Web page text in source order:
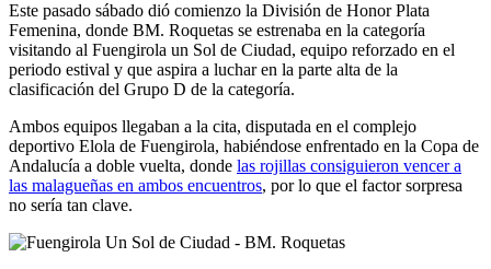
Este pasado sábado dió comienzo la División de Honor Plata
Femenina, donde BM. Roquetas se estrenaba en la categoría
visitando al Fuengirola un Sol de Ciudad, equipo reforzado en el
periodo estival y que aspira a luchar en la parte alta de la
clasificación del Grupo D de la categoría.
Ambos equipos llegaban a la cita, disputada en el complejo
deportivo Elola de Fuengirola, habiéndose enfrentado en la Copa de
Andalucía a doble vuelta, donde las rojillas consiguieron vencer a
las malagueñas en ambos encuentros, por lo que el factor sorpresa
no sería tan clave.